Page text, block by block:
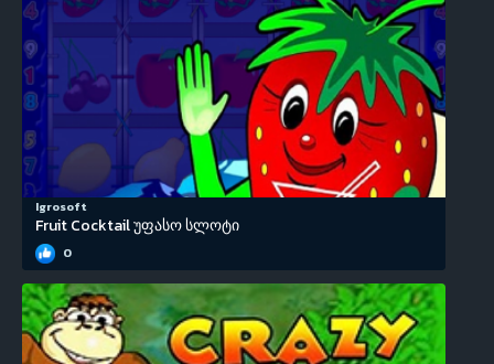
Igrosoft
Fruit Cocktail უფასო სლოტი
0